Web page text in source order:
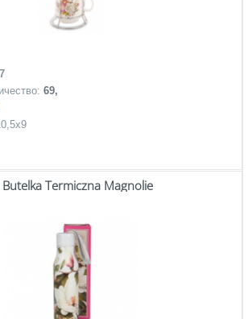
69,
Butelka Termiczna Magnolie